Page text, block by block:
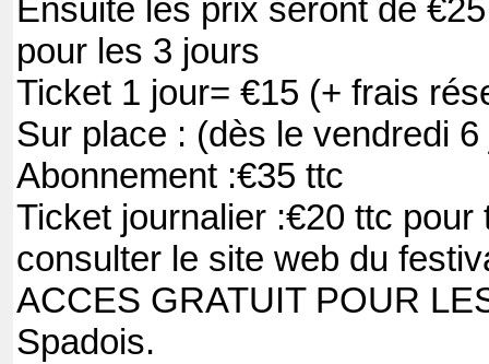
Ensuite les prix seront de
pour les 3 jours
Ticket 1 jour= €15 (+ frais
Sur place : (dès le vendredi 6
Abonnement :€35 ttc
Ticket journalier :€20 ttc pour
consulter le site web du
ACCES GRATUIT POUR
Spadois.